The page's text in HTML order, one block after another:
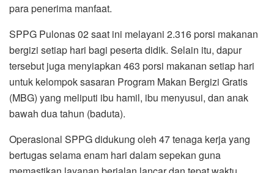
para penerima manfaat.
SPPG Pulonas 02 saat ini melayani 2.316 porsi makanan
bergizi setiap hari bagi peserta didik. Selain itu, dapur
tersebut juga menyiapkan 463 porsi makanan setiap hari
untuk kelompok sasaran Program Makan Bergizi Gratis
(MBG) yang meliputi ibu hamil, ibu menyusui, dan anak
bawah dua tahun (baduta).
Operasional SPPG didukung oleh 47 tenaga kerja yang
bertugas selama enam hari dalam sepekan guna